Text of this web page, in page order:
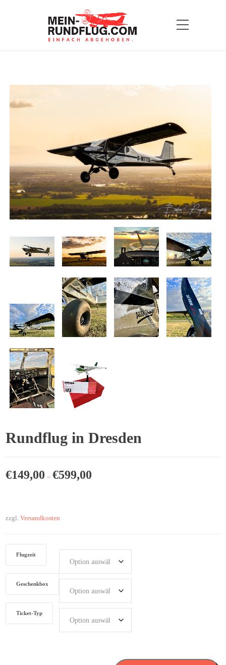
Rundflug in Dresden
€149,00 –€599,00
zzgl.Versandkosten
Flugzeit
Geschenkbox
Ticket-Typ